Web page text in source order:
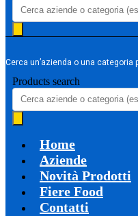
Cerca un’azienda o una
Products search
Home
Aziende
Novità Prodotti
Fiere Food
Contatti